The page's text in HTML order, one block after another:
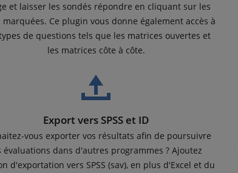
et laisser les sondés répondre en cliquant sur les
marquées. Ce plugin vous donne également accès à
de questions tels que les matrices ouvertes et
les matrices côte à côte.
Export vers SPSS et ID
vous exporter vos résultats afin de poursuivre
évaluations dans d'autres programmes ? Ajoutez
d'exportation vers SPSS (sav), en plus d'Excel et du